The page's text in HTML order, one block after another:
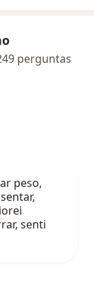
perguntas
peso,
senti